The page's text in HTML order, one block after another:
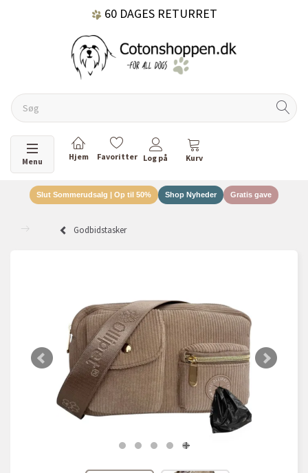
60 DAGES RETURRET
Skifte navigation
Menu
Slut Sommerudsalg | Op til 50% Shop Nyheder Gratis gave
Godbidstasker